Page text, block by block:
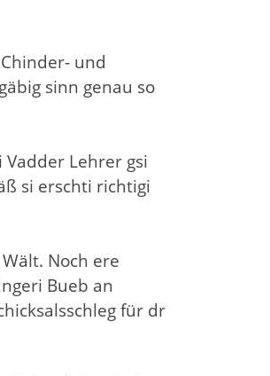
und
sinn genau so
Lehrer gsi
si erschti richtigi
Noch ere
Bueb an
für dr